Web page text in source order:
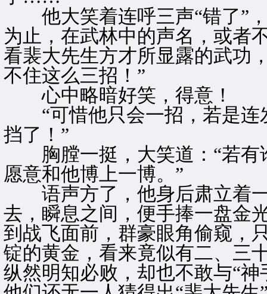
他大笑着连呼三声“错了”，
为止，在武林中的声名，或者
看裴大先生方才所显露的武
不住这么三招！”
心中略暗好笑，得意！
“可惜他只会一招，若是连
挡了！”
胸膛一挺，大笑道：“若有
愿意和他博上一博。”
语声方了，他身后肃立着一
去，瞬息之间，便手捧一盘金
到战飞面前，群豪眼角偷窥，
锭的黄金，看来竟似有二、三
纵然明知必败，却也不敢与“